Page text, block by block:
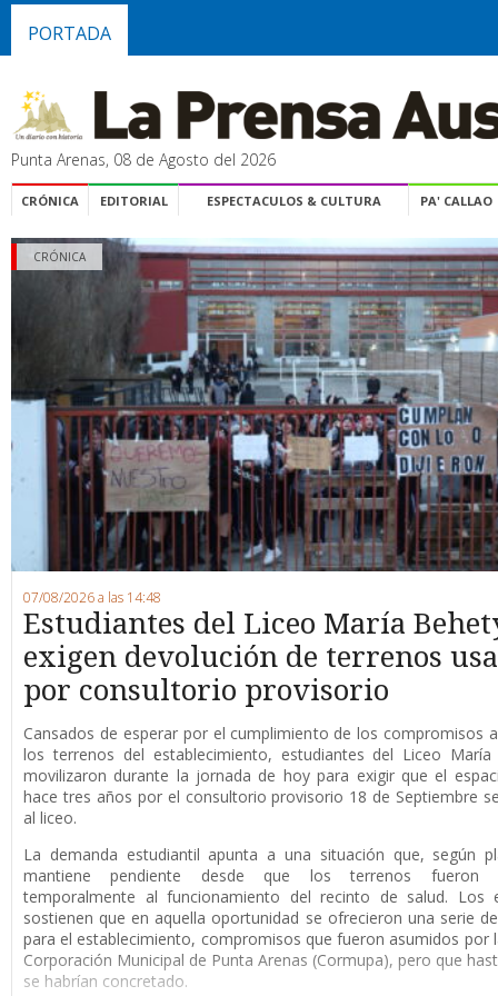
PORTADA
Punta Arenas, 08 de Agosto del 2026
CRÓNICA EDITORIAL ESPECTACULOS & CULTURA PA' CALLAO
CRÓNICA
07/08/2026 a las 14:48
Estudiantes del Liceo María
exigen devolución de terrenos
por consultorio provisorio
Cansados de esperar por el cumplimiento de los compromisos
los terrenos del establecimiento, estudiantes del Liceo
movilizaron durante la jornada de hoy para exigir que el
hace tres años por el consultorio provisorio 18 de Septiembre
al liceo.
La demanda estudiantil apunta a una situación que, según
mantiene pendiente desde que los terrenos fueron
temporalmente al funcionamiento del recinto de salud. Los
sostienen que en aquella oportunidad se ofrecieron una serie
para el establecimiento, compromisos que fueron asumidos por
Corporación Municipal de Punta Arenas (Cormupa), pero que
se habrían concretado.